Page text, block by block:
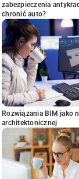
zabezpieczenia
chronić auto?
Rozwiązania BIM jako
architektonicznej